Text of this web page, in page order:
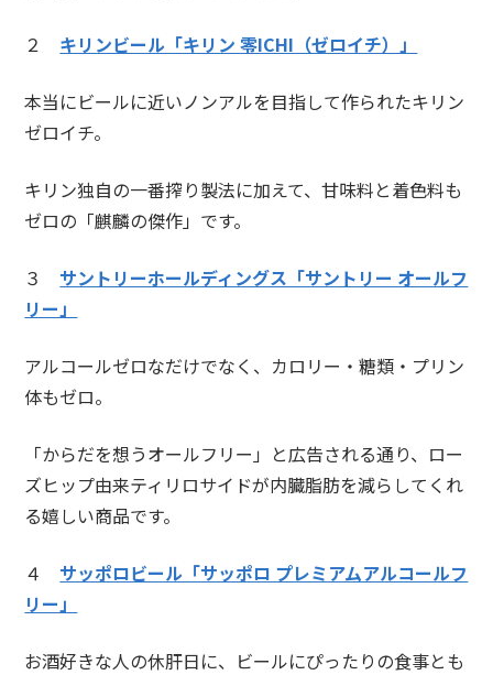
２ キリンビール「キリン 零ICHI（ゼロイチ）」
本当にビールに近いノンアルを目指して作られたキリン
ゼロイチ。
キリン独自の一番搾り製法に加えて、甘味料と着色料も
ゼロの「麒麟の傑作」です。
３ サントリーホールディングス「サントリー オールフ
リー」
アルコールゼロなだけでなく、カロリー・糖類・プリン
体もゼロ。
「からだを想うオールフリー」と広告される通り、ロー
ズヒップ由来ティリロサイドが内臓脂肪を減らしてくれ
る嬉しい商品です。
４ サッポロビール「サッポロ プレミアムアルコールフ
リー」
お酒好きな人の休肝日に、ビールにぴったりの食事とも